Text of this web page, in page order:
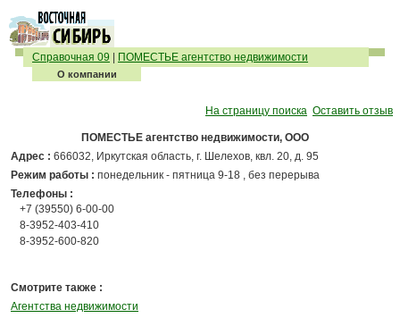
Справочная 09 ПОМЕСТЬЕ агентство недвижимости
О компании
На страницу поиска Оставить отзыв
ПОМЕСТЬЕ агентство недвижимости, ООО
Адрес : 666032, Иркутская область, г. Шелехов, квл. 20, д. 95
Режим работы : понедельник - пятница 9-18 , без перерыва
Телефоны :
+7 (39550) 6-00-00
8-3952-403-410
8-3952-600-820
Смотрите также :
Агентства недвижимости